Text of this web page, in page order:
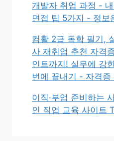
개발자 취업 과정 -
면접 팁 5가지 - 정보
컴활 2급 독학 필기,
사 재취업 추천 자격
인트까지! 실무에 강
번에 끝내기 - 자격증
이직·부업 준비하는
인 직업 교육 사이트